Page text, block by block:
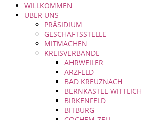
WILLKOMMEN
ÜBER UNS
PRÄSIDIUM
GESCHÄFTSSTELLE
MITMACHEN
KREISVERBÄNDE
AHRWEILER
ARZFELD
BAD KREUZNACH
BERNKASTEL-WITTLICH
BIRKENFELD
BITBURG